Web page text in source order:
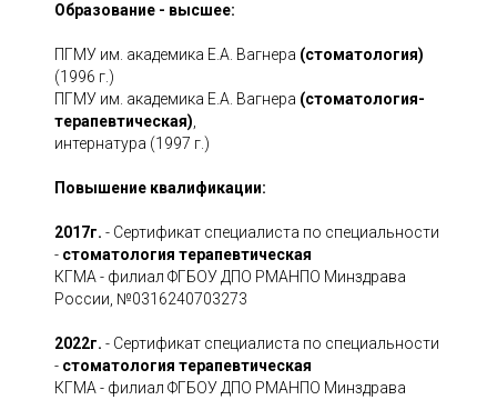
Образование - высшее:
ПГМУ им. академика Е.А. Вагнера (стоматология)
(1996 г.)
ПГМУ им. академика Е.А. Вагнера (стоматология-
терапевтическая)
интернатура (1997 г.)
Повышение квалификации:
2017г. - Сертификат специалиста по специальности
- стоматология терапевтическая
КГМА - филиал ФГБОУ ДПО РМАНПО Минздрава
России, №0316240703273
2022г. - Сертификат специалиста по специальности
- стоматология терапевтическая
КГМА - филиал ФГБОУ ДПО РМАНПО Минздрава